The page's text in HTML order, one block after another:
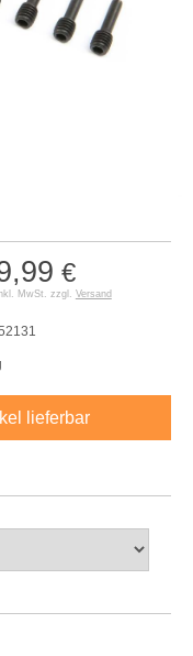
€
MwSt. zzgl. Versand
lieferbar